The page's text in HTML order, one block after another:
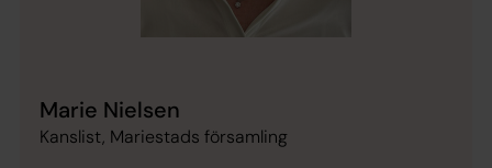
Marie Nielsen
Kanslist, Mariestads församling